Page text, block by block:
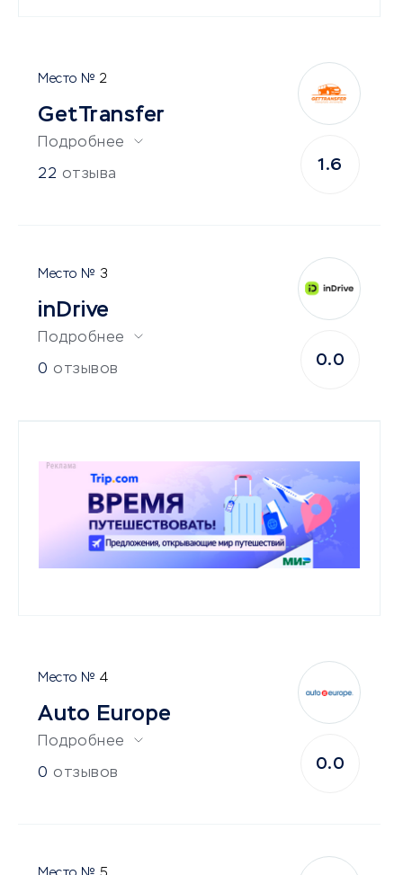
2
GetTransfer
Подробнее
22 отзыва
1.6
3
inDrive
Подробнее
0 отзывов
0.0
4
Auto Europe
Подробнее
0 отзывов
0.0